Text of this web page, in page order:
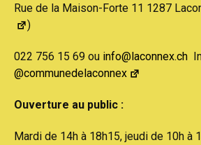
Rue de la Maison-Forte 11 1287
)
022 756 15 69 ou info@laconnex.ch
@communedelaconnex
Ouverture au public :
Mardi de 14h à 18h15, jeudi de 10h à